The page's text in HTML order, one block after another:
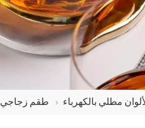
طقم زجاجي مطلي بالكهرباء